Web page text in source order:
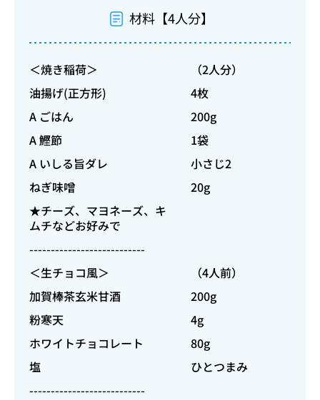
材料【4人分】
＜焼き稲荷＞
（2人分）
油揚げ(正方形)
4枚
A ごはん
200g
A 鰹節
1袋
A いしる旨ダレ
小さじ2
ねぎ味噌
20g
★チーズ、マヨネーズ、キ
ムチなどお好みで
---------------------------
＜生チョコ風＞
（4人前）
加賀棒茶玄米甘酒
200g
粉寒天
4g
ホワイトチョコレート
80g
塩
ひとつまみ
---------------------------